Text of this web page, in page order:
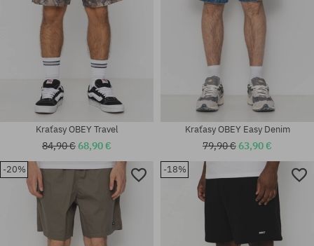
univerzálna veľkosť
Kraťasy OBEY Travel
84,90 €68,90 €
Kraťasy OBEY Easy Denim
79,90 €63,90 €
-20% -18%